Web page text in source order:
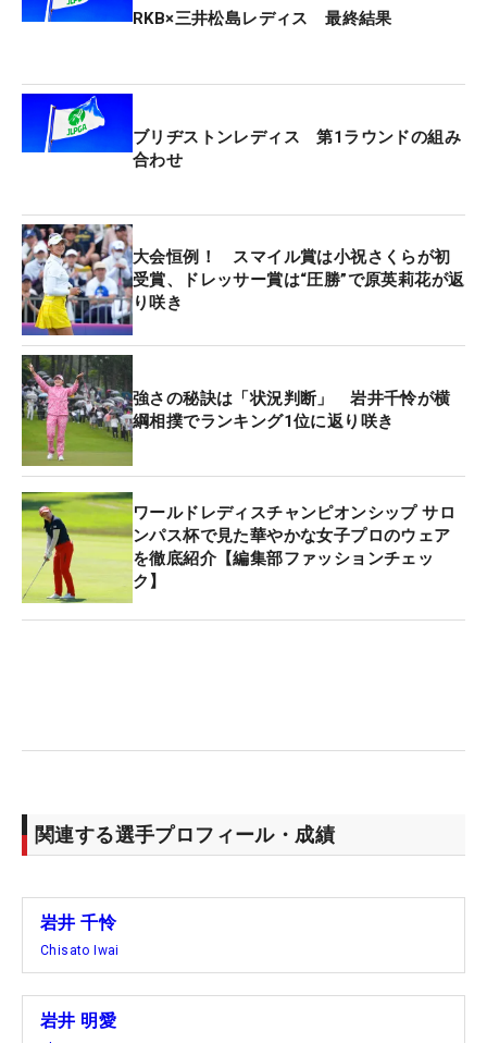
の最終日と同じ岩井姉妹と山下美夢有との再競演と
トを着用。プレー以外で大会を盛り上げた。
RKB×三井松島レディス 最終結果
ブリヂストンレディス 第1ラウンドの組み
合わせ
大会恒例！ スマイル賞は小祝さくらが初
受賞、ドレッサー賞は“圧勝”で原英莉花が返
り咲き
強さの秘訣は「状況判断」 岩井千怜が横
綱相撲でランキング1位に返り咲き
ワールドレディスチャンピオンシップ サロ
ンパス杯で見た華やかな女子プロのウェア
を徹底紹介【編集部ファッションチェッ
ク】
関連する選手プロフィール・成績
岩井 千怜
Chisato Iwai
岩井 明愛